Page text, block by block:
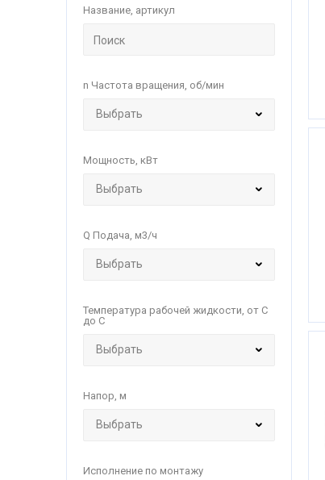
Название, артикул
n Частота вращения, об/мин
Мощность, кВт
Q Подача, м3/ч
Температура рабочей жидкости, от С
до С
Напор, м
Исполнение по монтажу